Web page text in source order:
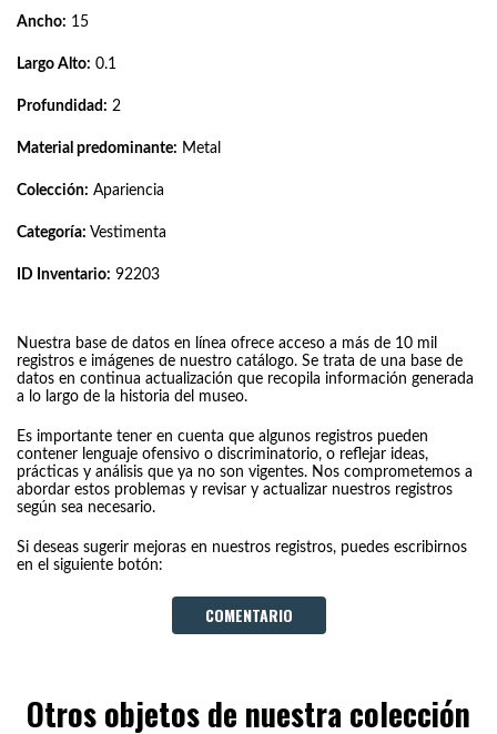
Ancho: 15
Largo Alto: 0.1
Profundidad: 2
Material predominante: Metal
Colección: Apariencia
Categoría: Vestimenta
ID Inventario: 92203
Nuestra base de datos en línea ofrece acceso a más de 10 mil
registros e imágenes de nuestro catálogo. Se trata de una base de
datos en continua actualización que recopila información generada
a lo largo de la historia del museo.
Es importante tener en cuenta que algunos registros pueden
contener lenguaje ofensivo o discriminatorio, o reflejar ideas,
prácticas y análisis que ya no son vigentes. Nos comprometemos a
abordar estos problemas y revisar y actualizar nuestros registros
según sea necesario.
Si deseas sugerir mejoras en nuestros registros, puedes escribirnos
en el siguiente botón:
COMENTARIO
Otros objetos de nuestra colección